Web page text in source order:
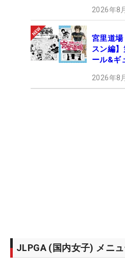
2026年8
宮里道
スン編
ール&ギ
2026年8
JLPGA (国内女子) メニ